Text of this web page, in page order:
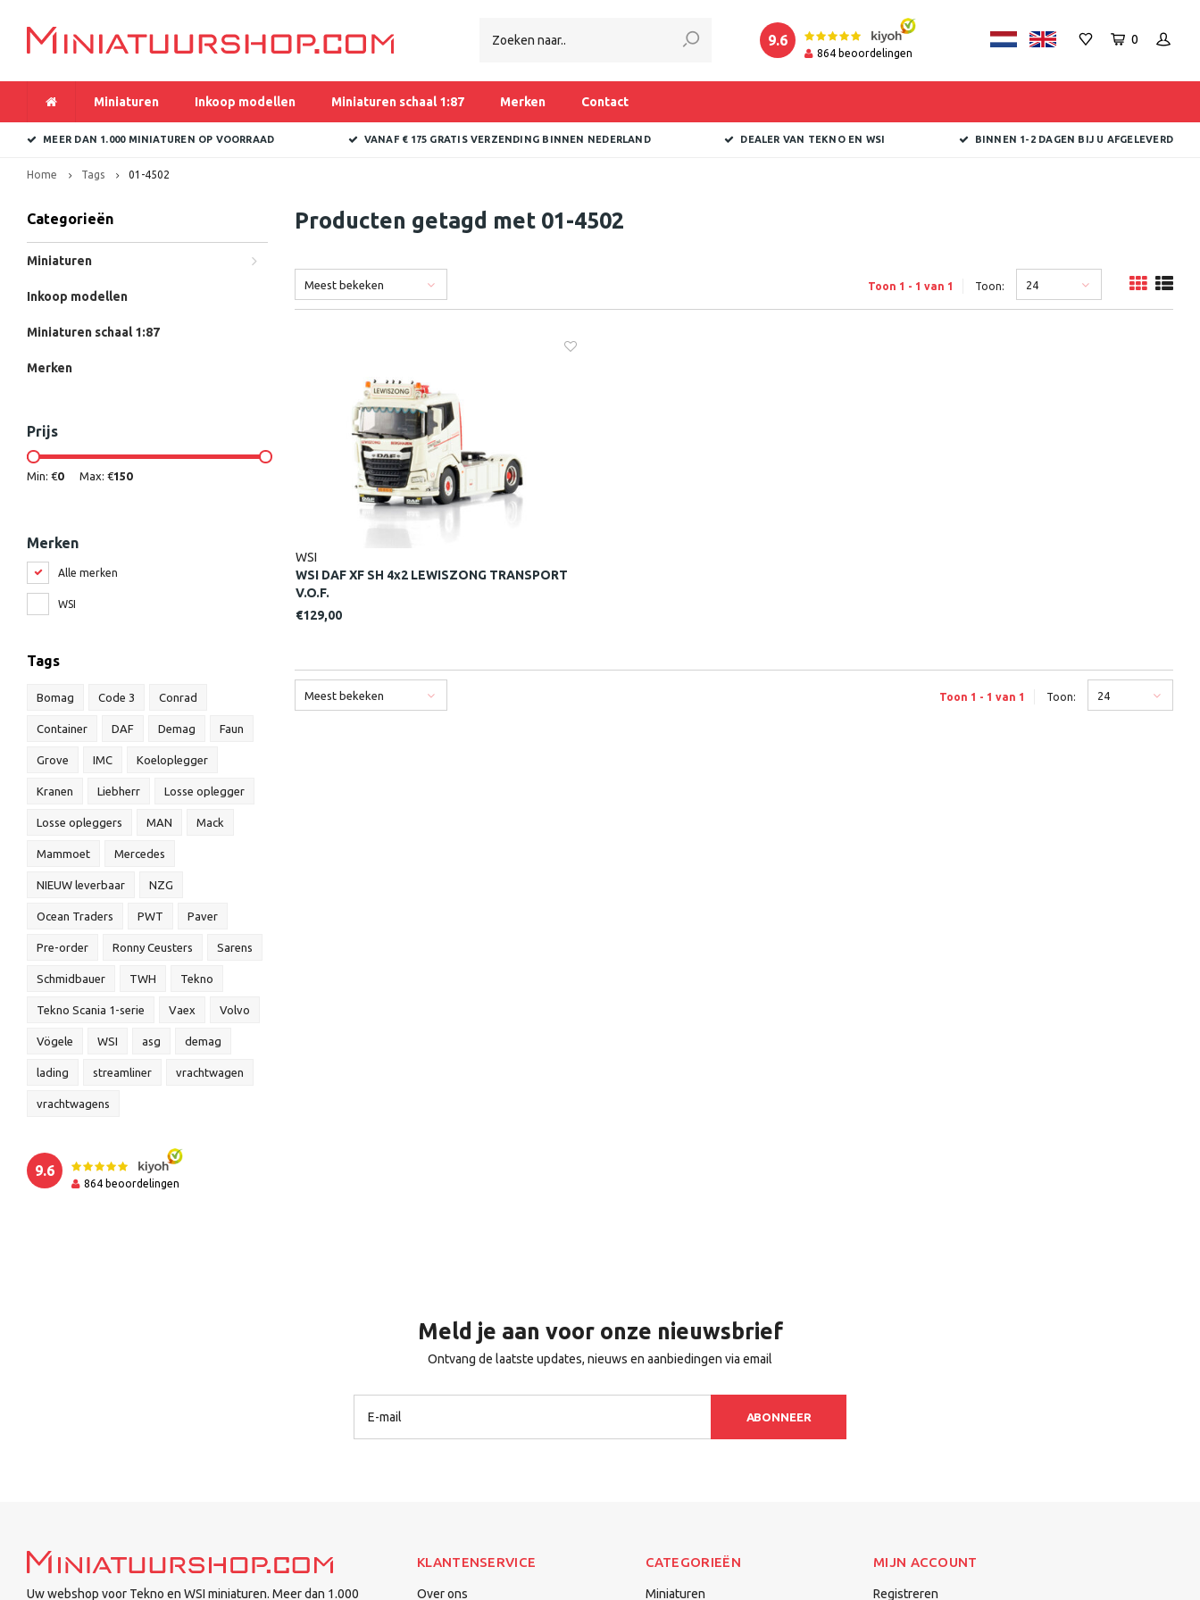
9.6
864 beoordelingen
0
Miniaturen Inkoop modellen Miniaturen schaal 1:87 Merken Contact
MEER DAN 1.000 MINIATUREN OP VOORRAAD VANAF € 175 GRATIS VERZENDING BINNEN NEDERLAND DEALER VAN TEKNO EN WSI BINNEN 1-2 DAGEN BIJ U AFGELEVERD
Home Tags 01-4502
Categorieën
Miniaturen
Inkoop modellen
Miniaturen schaal 1:87
Merken
Prijs
Min: €0 Max: €150
Merken
Alle merken
WSI
Tags
Bomag Code 3 Conrad
Container DAF Demag Faun
Grove IMC Koeloplegger
Kranen Liebherr Losse oplegger
Losse opleggers MAN Mack
Mammoet Mercedes
NIEUW leverbaar NZG
Ocean Traders PWT Paver
Pre-order Ronny Ceusters Sarens
Schmidbauer TWH Tekno
Tekno Scania 1-serie Vaex Volvo
Vögele WSI asg demag
lading streamliner vrachtwagen
vrachtwagens
9.6
864 beoordelingen
Producten getagd met 01-4502
Meest bekeken Toon 1 - 1 van 1 Toon: 24
WSI
WSI DAF XF SH 4x2 LEWISZONG TRANSPORT
V.O.F.
€129,00
Meest bekeken Toon 1 - 1 van 1 Toon: 24
Meld je aan voor onze nieuwsbrief
Ontvang de laatste updates, nieuws en aanbiedingen via email
ABONNEER
Uw webshop voor Tekno en WSI miniaturen. Meer dan 1.000
KLANTENSERVICE
Over ons
CATEGORIEËN
Miniaturen
MIJN ACCOUNT
Registreren